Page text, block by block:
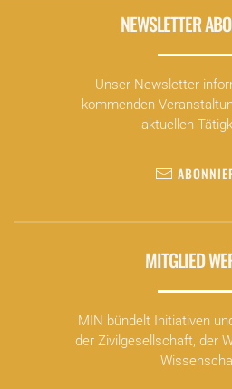
NEWSLETTER
Unser Newsletter
kommenden
aktuellen
MITGLIED
MIN bündelt Initiativen
der Zivilgesellschaft, der